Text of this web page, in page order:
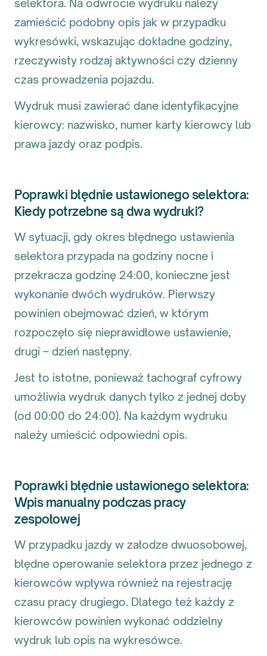
selektora. Na odwrocie wydruku należy
zamieścić podobny opis jak w przypadku
wykresówki, wskazując dokładne godziny,
rzeczywisty rodzaj aktywności czy dzienny
czas prowadzenia pojazdu.
Wydruk musi zawierać dane identyfikacyjne
kierowcy: nazwisko, numer karty kierowcy lub
prawa jazdy oraz podpis.
Poprawki błędnie ustawionego selektora:
Kiedy potrzebne są dwa wydruki?
W sytuacji, gdy okres błędnego ustawienia
selektora przypada na godziny nocne i
przekracza godzinę 24:00, konieczne jest
wykonanie dwóch wydruków. Pierwszy
powinien obejmować dzień, w którym
rozpoczęło się nieprawidłowe ustawienie,
drugi – dzień następny.
Jest to istotne, ponieważ tachograf cyfrowy
umożliwia wydruk danych tylko z jednej doby
(od 00:00 do 24:00). Na każdym wydruku
należy umieścić odpowiedni opis.
Poprawki błędnie ustawionego selektora:
Wpis manualny podczas pracy
zespołowej
W przypadku jazdy w załodze dwuosobowej,
błędne operowanie selektora przez jednego z
kierowców wpływa również na rejestrację
czasu pracy drugiego. Dlatego też każdy z
kierowców powinien wykonać oddzielny
wydruk lub opis na wykresówce.